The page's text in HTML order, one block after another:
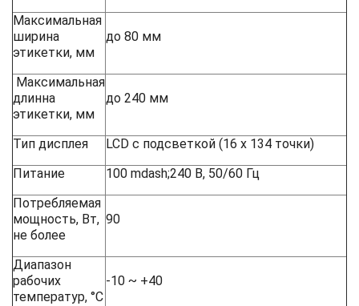
Максимальная
ширина
этикетки, мм
до 80 мм
Максимальная
длинна
этикетки, мм
до 240 мм
Тип дисплея
LCD с подсветкой (16 х 134 точки)
Питание
100 mdash;240 В, 50/60 Гц
Потребляемая
мощность, Вт,
не более
90
Диапазон
рабочих
температур, °C
-10 ~ +40